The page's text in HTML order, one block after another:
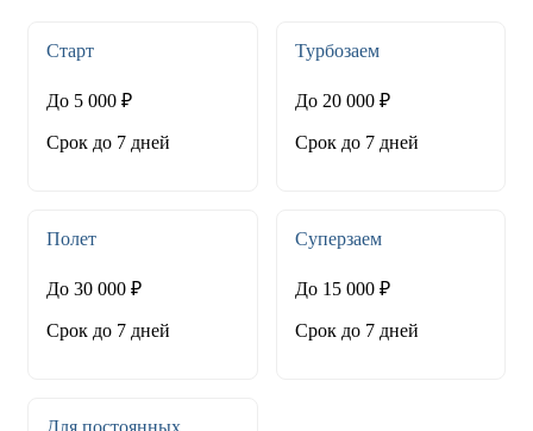
Старт
До 5 000 ₽
Срок до 7 дней
Турбозаем
До 20 000 ₽
Срок до 7 дней
Полет
До 30 000 ₽
Срок до 7 дней
Суперзаем
До 15 000 ₽
Срок до 7 дней